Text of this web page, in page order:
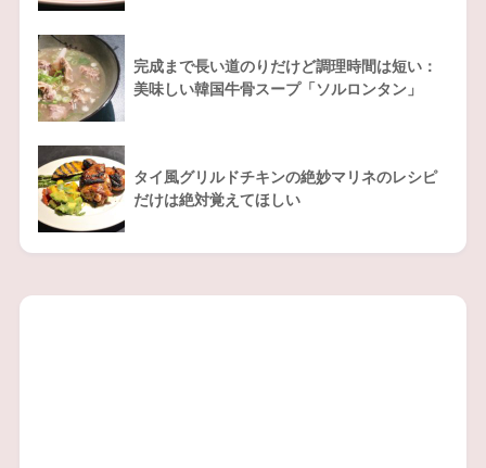
完成まで長い道のりだけど調理時間は短い：
美味しい韓国牛骨スープ「ソルロンタン」
タイ風グリルドチキンの絶妙マリネのレシピ
だけは絶対覚えてほしい